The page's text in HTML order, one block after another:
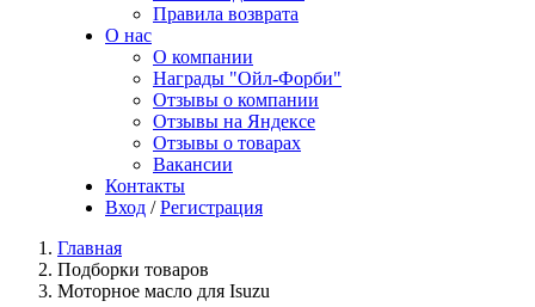
Правила возврата
О нас
О компании
Награды "Ойл-Форби"
Отзывы о компании
Отзывы на Яндексе
Отзывы о товарах
Вакансии
Контакты
Вход / Регистрация
Главная
Подборки товаров
Моторное масло для Isuzu